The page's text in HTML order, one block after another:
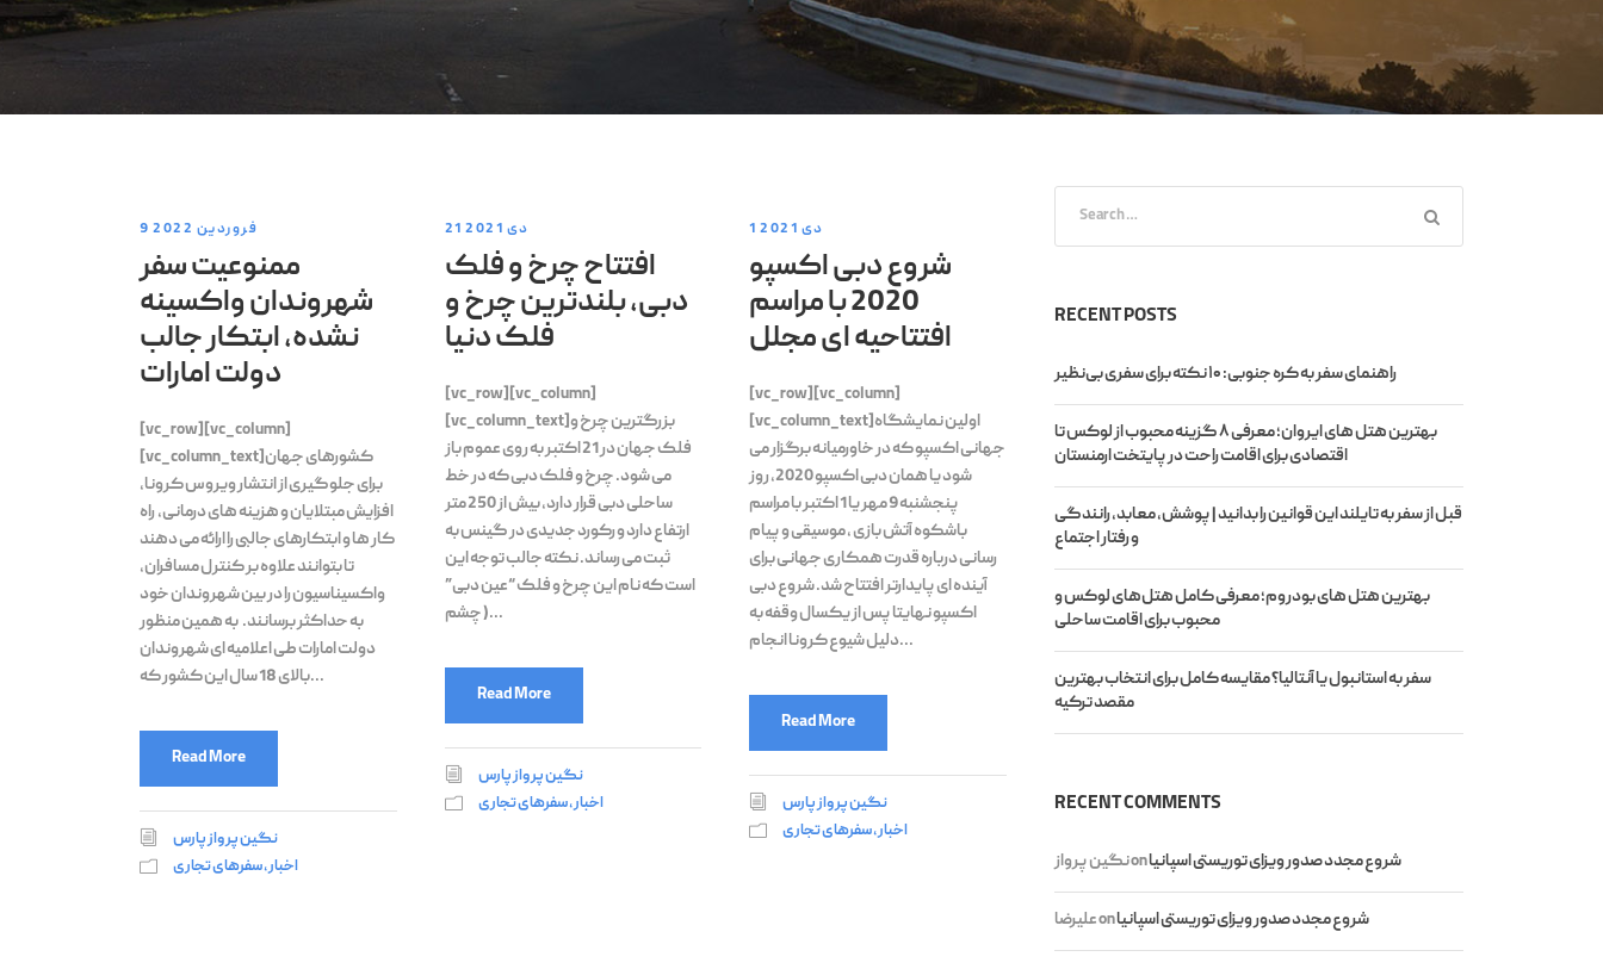
9 فروردین 2022
ممنوعیت سفر
شهروندان واکسینه
نشده، ابتکار جالب
دولت امارات
[vc_row][vc_column]
[vc_column_text]کشورهای جهان
برای جلوگیری از انتشار ویروس کرونا،
افزایش مبتلایان و هزینه های درمانی، راه
کار ها و ابتکارهای جالبی را ارائه می دهند
تا بتوانند علاوه بر کنترل مسافران،
واکسیناسیون را در بین شهروندان خود
به حداکثر برسانند. به همین منظور
دولت امارات طی اعلامیه ای شهروندان
بالای 18 سال این کشور که...
Read More
نگین پرواز پارس
اخبار,سفرهای تجاری
21 دی 2021
افتتاح چرخ و فلک
دبی، بلندترین چرخ و
فلک دنیا
[vc_row][vc_column]
[vc_column_text]بزرگترین چرخ و
فلک جهان در 21 اکتبر به روی عموم باز
می شود. چرخ و فلک دبی که در خط
ساحلی دبی قرار دارد، بیش از 250 متر
ارتفاع دارد و رکورد جدیدی در گینس به
ثبت می رساند. نکته جالب توجه این
است که نام این چرخ و فلک “عین دبی”
( چشم...
Read More
نگین پرواز پارس
اخبار,سفرهای تجاری
1 دی 2021
شروع دبی اکسپو
2020 با مراسم
افتتاحیه ای مجلل
[vc_row][vc_column]
[vc_column_text]اولین نمایشگاه
جهانی اکسپو که در خاورمیانه برگزار می
شود یا همان دبی اکسپو 2020، روز
پنجشنبه 9 مهر یا 1 اکتبر با مراسم
باشکوه آتش بازی ، موسیقی و پیام
رسانی درباره قدرت همکاری جهانی برای
آینده ای پایدارتر افتتاح شد. شروع دبی
اکسپو نهایتا پس از یکسال وقفه به
دلیل شیوع کرونا انجام...
Read More
نگین پرواز پارس
اخبار,سفرهای تجاری
RECENT POSTS
راهنمای سفر به کره جنوبی: ۱۰ نکته برای سفری بی‌نظیر
بهترین هتل های ایروان؛ معرفی ۸ گزینه محبوب از لوکس تا
اقتصادی برای اقامت راحت در پایتخت ارمنستان
قبل از سفر به تایلند این قوانین را بدانید | پوشش، معابد، رانندگی
و رفتار اجتماع
بهترین هتل های بودروم؛ معرفی کامل هتل‌های لوکس و
محبوب برای اقامت ساحلی
سفر به استانبول یا آنتالیا؟ مقایسه کامل برای انتخاب بهترین
مقصد ترکیه
RECENT COMMENTS
نگین پروازonشروع مجدد صدور ویزای توریستی اسپانیا
علیرضاonشروع مجدد صدور ویزای توریستی اسپانیا